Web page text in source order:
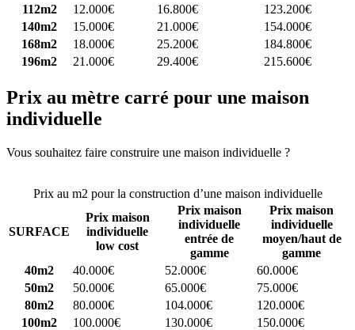
112m2
12.000€ 16.800€
123.200€
140m2
15.000€ 21.000€
154.000€
168m2
18.000€ 25.200€
184.800€
196m2
21.000€ 29.400€ 215.600€
Prix au mètre carré pour une maison
individuelle
Vous souhaitez faire construire une maison individuelle ?
Prix au m2 pour la construction d’une maison individuelle
SURFACE
Prix maison
individuelle
low cost
Prix maison
individuelle
entrée de
gamme
Prix maison
individuelle
moyen/haut de
gamme
40m2
40.000€ 52.000€
60.000€
50m2
50.000€ 65.000€
75.000€
80m2
80.000€ 104.000€
120.000€
100m2
100.000€ 130.000€
150.000€